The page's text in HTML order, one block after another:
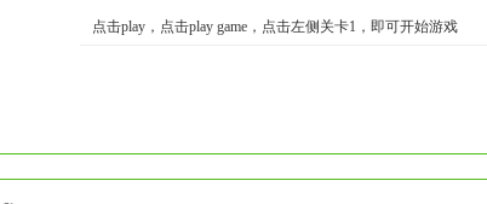
点击play，点击play game，点击左侧关卡1，即可开始游戏